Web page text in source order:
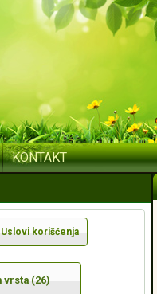
KONTAKT
Uslovi korišćenja
vrsta (26)